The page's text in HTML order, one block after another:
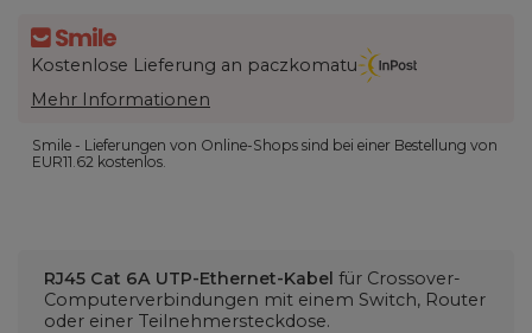
Kostenlose Lieferung an paczkomatu
Mehr Informationen
Smile - Lieferungen von Online-Shops sind bei einer Bestellung von
EUR11.62 kostenlos.
RJ45 Cat 6A UTP-Ethernet-Kabel für Crossover-
Computerverbindungen mit einem Switch, Router
oder einer Teilnehmersteckdose.